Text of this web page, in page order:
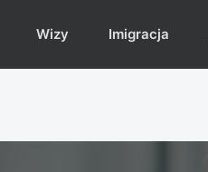
Wizy Imigracja